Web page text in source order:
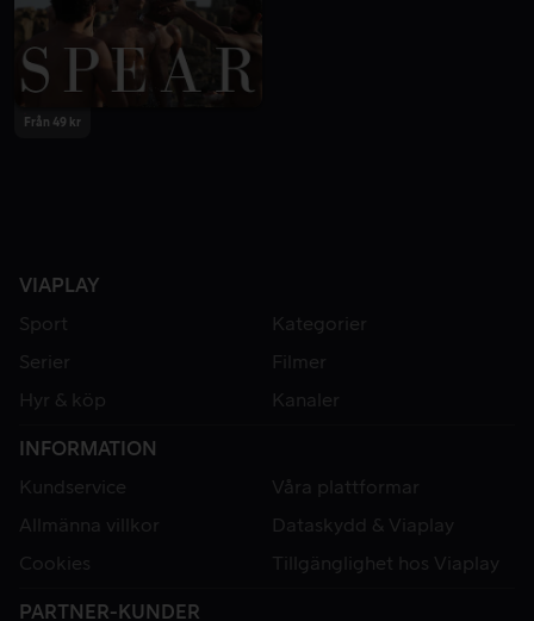
Från 49 kr
VIAPLAY
Sport
Kategorier
Serier
Filmer
Hyr & köp
Kanaler
INFORMATION
Kundservice
Våra plattformar
Allmänna villkor
Dataskydd & Viaplay
Cookies
Tillgänglighet hos Viaplay
PARTNER-KUNDER